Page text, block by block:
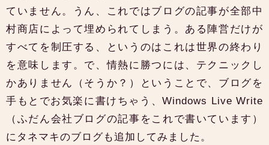
ていません。うん、これではブログの記事が全部中
村商店によって埋められてしまう。ある陣営だけが
すべてを制圧する、というのはこれは世界の終わり
を意味します。で、情熱に勝つには、テクニックし
かありません（そうか？）ということで、ブログを
手もとでお気楽に書けちゃう、Windows Live Write
（ふだん会社ブログの記事をこれで書いています）
にタネマキのブログも追加してみました。